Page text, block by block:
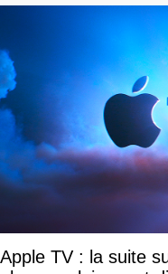
Apple TV : la suite